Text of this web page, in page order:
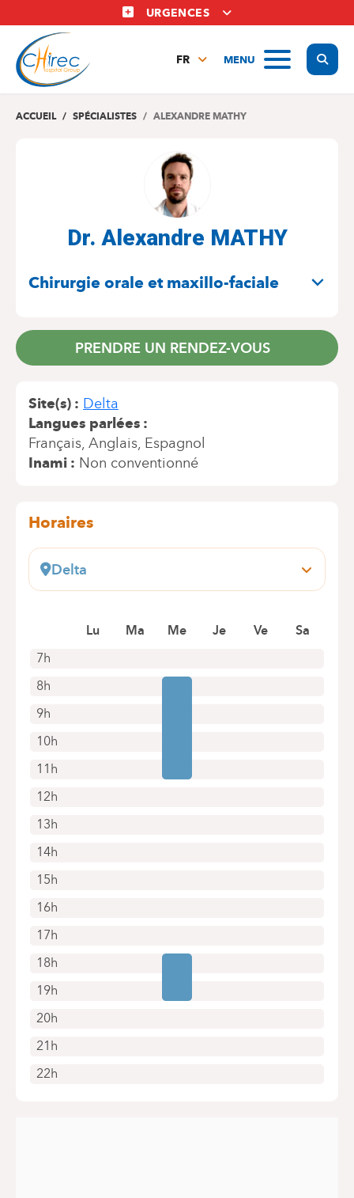
au
contenu
principal
URGENCES
MENU
FR
EN
ACCUEIL SPÉCIALISTES ALEXANDRE MATHY
Dr. Alexandre MATHY
Chirurgie orale et maxillo-faciale
PRENDRE UN RENDEZ-VOUS
Site(s)
Delta
Langues parlées
Français Anglais Espagnol
Inami
Non conventionné
Horaires
Delta
Boulevard du Triomphe, 201
Prendre rendez-vous en ligne
7h
8h
9h
10h
11h
12h
13h
14h
15h
16h
17h
18h
19h
20h
21h
22h
Lu Ma Me Je Ve Sa